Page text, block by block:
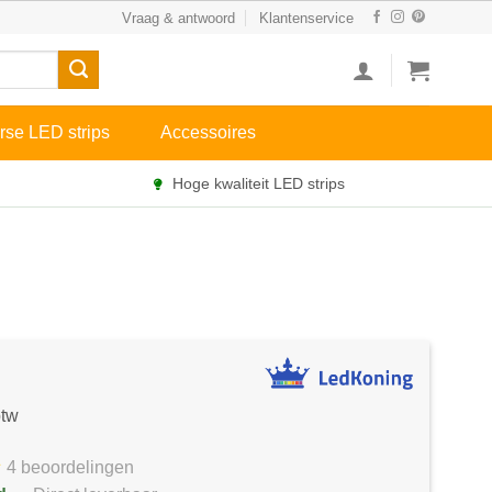
Vraag & antwoord Klantenservice
LED strips Accessoires
Hoge kwaliteit LED strips
4 beoordelingen